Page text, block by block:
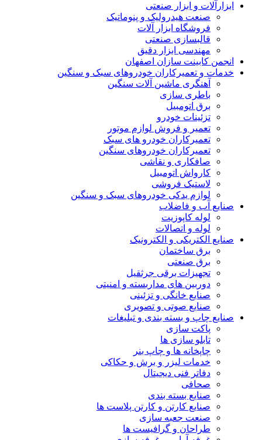
ابزارآلات و ابزار صنعتی
صنعت هیدرولیک و پنوماتیک
فروشگاه ابزار آلات
قالبسازی صنعتی
مهندسی ابزار دقیق
انجمن کابینت سازان اصفهان
خدمات و تعمیرکاران خودروهای سبک و سنگین
آهنگری ماشین آلات سنگین
باطری سازی
برق اتومبیل
تزئینات خودرو
تعمیر و فروش لوازم موتور
تعمیرکاران خودرو های سبک
تعمیرکاران خودروهای سنگین
صافکاری و نقاشی
کارواش اتومبیل
لاستیک فروشی
لوازم یدکی خودروهای سبک و سنگین
صنایع آب و فاضلاب
لوله کاپوزیت
لوله و اتصالات
صنایع الکتریکی و الکترونیک
برق ساختمان
برق صنعتی
تجهیزات برقی جرثقیل
دوربین های مداربسته و امنیتی
صنایع خانگی و تزئینی
صنایع صوتی و تصویری
صنایع چاپ و بسته بندی و تبلیغات
پاکت سازی
تابلو سازی ها
چاپخانه ها و چاپ بنر
خدمات لیزر و برش و حکاکی
دفاتر فنی دیجیتال
صحافی
صنایع بسته بندی
صنایع کارتن و کارتن پلاست ها
صنعت جعبه سازی
طراحان و گرافیست ها